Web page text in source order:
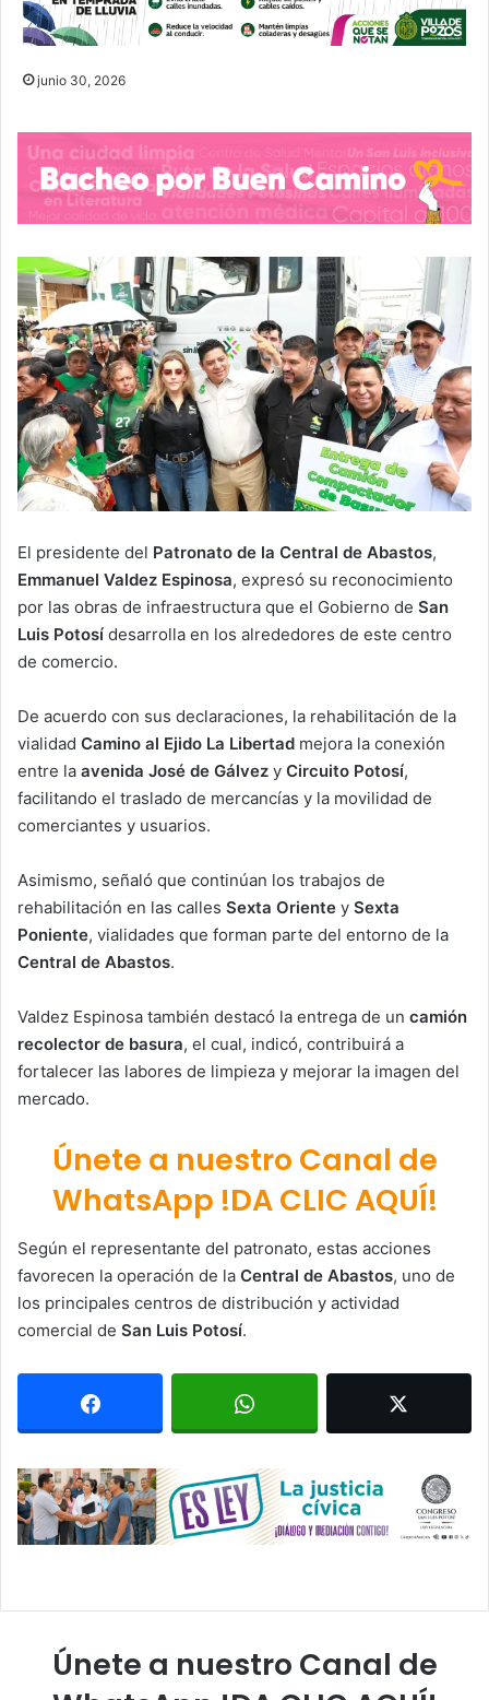
junio 30, 2026
El presidente del Patronato de la Central de Abastos,
Emmanuel Valdez Espinosa, expresó su reconocimiento
por las obras de infraestructura que el Gobierno de San
Luis Potosí desarrolla en los alrededores de este centro
de comercio.
De acuerdo con sus declaraciones, la rehabilitación de la
vialidad Camino al Ejido La Libertad mejora la conexión
entre la avenida José de Gálvez y Circuito Potosí,
facilitando el traslado de mercancías y la movilidad de
comerciantes y usuarios.
Asimismo, señaló que continúan los trabajos de
rehabilitación en las calles Sexta Oriente y Sexta
Poniente, vialidades que forman parte del entorno de la
Central de Abastos.
Valdez Espinosa también destacó la entrega de un camión
recolector de basura, el cual, indicó, contribuirá a
fortalecer las labores de limpieza y mejorar la imagen del
mercado.
Únete a nuestro Canal de
WhatsApp !DA CLIC AQUÍ!
Según el representante del patronato, estas acciones
favorecen la operación de la Central de Abastos, uno de
los principales centros de distribución y actividad
comercial de San Luis Potosí.
Únete a nuestro Canal de